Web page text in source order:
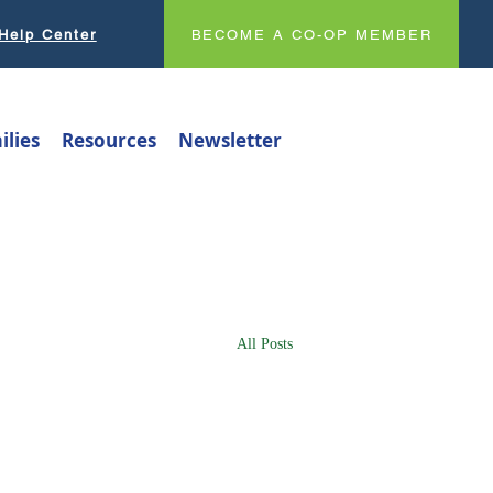
Help Center BECOME A CO-OP MEMBER
Resources Newsletter
All Posts